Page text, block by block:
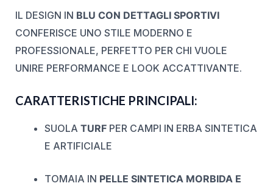
IL DESIGN IN BLU CON DETTAGLI SPORTIVI
CONFERISCE UNO STILE MODERNO E
PROFESSIONALE, PERFETTO PER CHI VUOLE
UNIRE PERFORMANCE E LOOK ACCATTIVANTE.
CARATTERISTICHE PRINCIPALI:
SUOLA TURFPER CAMPI IN ERBA SINTETICA
E ARTIFICIALE
TOMAIA IN PELLE SINTETICA MORBIDA E